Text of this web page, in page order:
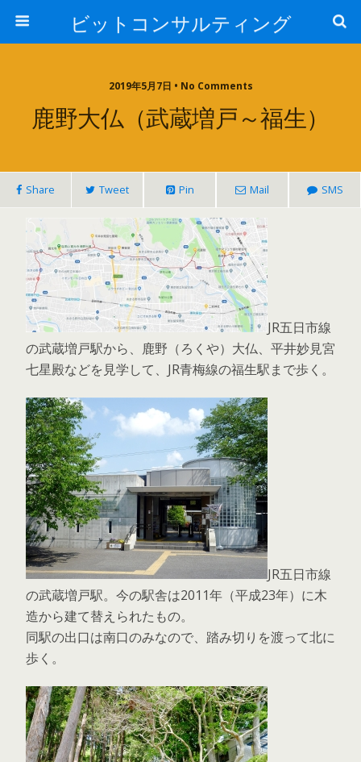
ビットコンサルティング
2019年5月7日 • No Comments
鹿野大仏（武蔵増戸～福生）
Share Tweet Pin Mail SMS
JR五日市線
の武蔵増戸駅から、鹿野（ろくや）大仏、平井妙見宮
七星殿などを見学して、JR青梅線の福生駅まで歩く。
JR五日市線
の武蔵増戸駅。今の駅舎は2011年（平成23年）に木
造から建て替えられたもの。
同駅の出口は南口のみなので、踏み切りを渡って北に
歩く。